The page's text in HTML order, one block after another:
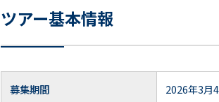
ツアー基本情報
募集期間 2026年3月